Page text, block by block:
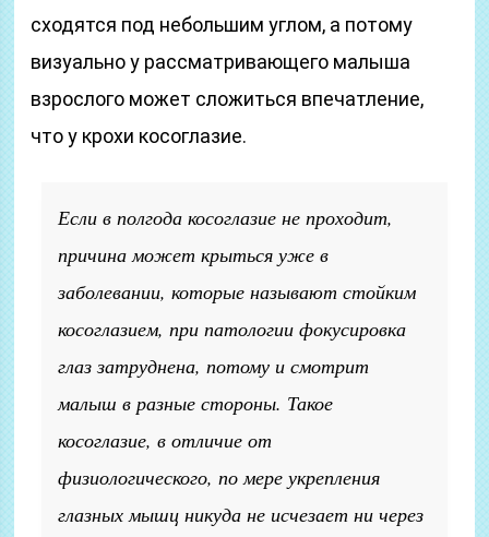
сходятся под небольшим углом, а потому
визуально у рассматривающего малыша
взрослого может сложиться впечатление,
что у крохи косоглазие.
Если в полгода косоглазие не проходит,
причина может крыться уже в
заболевании, которые называют стойким
косоглазием, при патологии фокусировка
глаз затруднена, потому и смотрит
малыш в разные стороны. Такое
косоглазие, в отличие от
физиологического, по мере укрепления
глазных мышц никуда не исчезает ни через